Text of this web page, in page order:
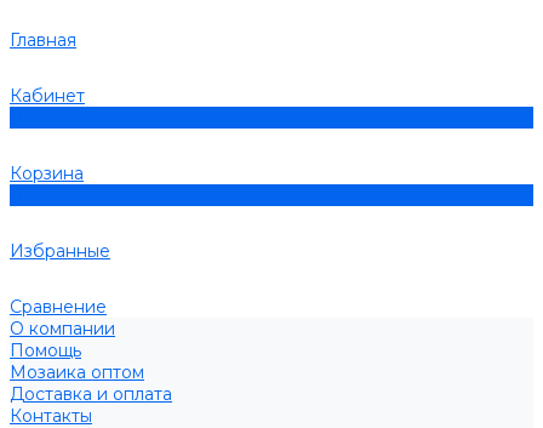
Главная
Кабинет
Корзина
Избранные
Сравнение
О компании
Помощь
Мозаика оптом
Доставка и оплата
Контакты